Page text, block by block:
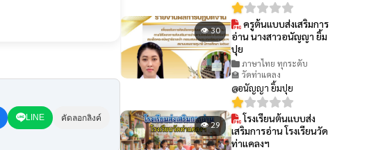
LINE คัดลอกลิงค์
👁 30
ครูต้นแบบส่งเสริมการ
อ่าน นางสาวอนัญญา ยิ้ม
ปุย
ภาษาไทย ทุกระดับ
🏫 วัดท่าแคลง
@อนัญญา ยิ้มปุย
👁 29
โรงเรียนต้นแบบส่ง
เสริมการอ่าน โรงเรียนวัด
ท่าแคลงฯ